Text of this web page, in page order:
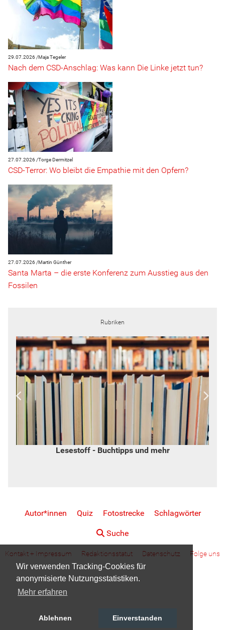
Wir verwenden Tracking-Cookies für
anonymisierte Nutzungsstatistiken.
Mehr erfahren
Ablehnen Einverstanden
29.07.2026 /Maja Tegeler
Nach dem CSD-Anschlag: Was kann Die Linke jetzt tun?
27.07.2026 /Torge Dermitzel
CSD-Terror: Wo bleibt die Empathie mit den Opfern?
27.07.2026 /Martin Günther
Santa Marta – die erste Konferenz zum Ausstieg aus den
Fossilen
Rubriken
Lesestoff - Buchtipps und mehr
Autor*innen Quiz Fotostrecke Schlagwörter
Suche
Kontakt + Impressum Redaktionsstatut Datenschutz Folge uns